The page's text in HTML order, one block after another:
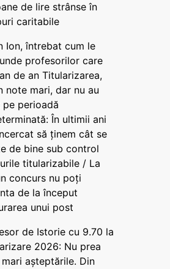
de lire strânse în
caritabile
Ion, întrebat cum le
profesorilor care
de an Titularizarea,
note mari, dar nu au
pe perioadă
În ultimii ani
să ținem cât se
de bine sub control
titularizabile / La
concurs nu poți
de la început
unui post
de Istorie cu 9.70 la
2026: Nu prea
așteptările. Din